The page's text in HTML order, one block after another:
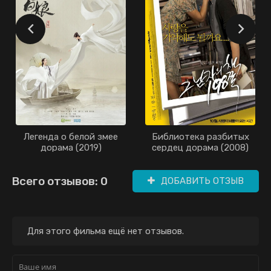
Легенда о белой змее
дорама (2019)
Библиотека разбитых
сердец дорама (2008)
Всего отзывов: 0 ДОБАВИТЬ ОТЗЫВ
Для этого фильма ещё нет отзывов.